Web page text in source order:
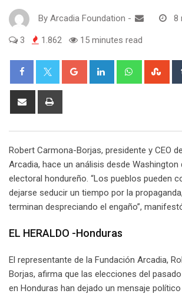
By Arcadia Foundation - 8
3 1.862 15 minutes read
Google+ LinkedIn Whatsapp
Share
Robert Carmona-Borjas, presidente y CEO
Arcadia, hace un análisis desde Washington
electoral hondureño. “Los pueblos pueden
dejarse seducir un tiempo por la
terminan despreciando el engaño”,
EL HERALDO -Honduras
El representante de la Fundación Arcadia,
Borjas, afirma que las elecciones del
en Honduras han dejado un mensaje